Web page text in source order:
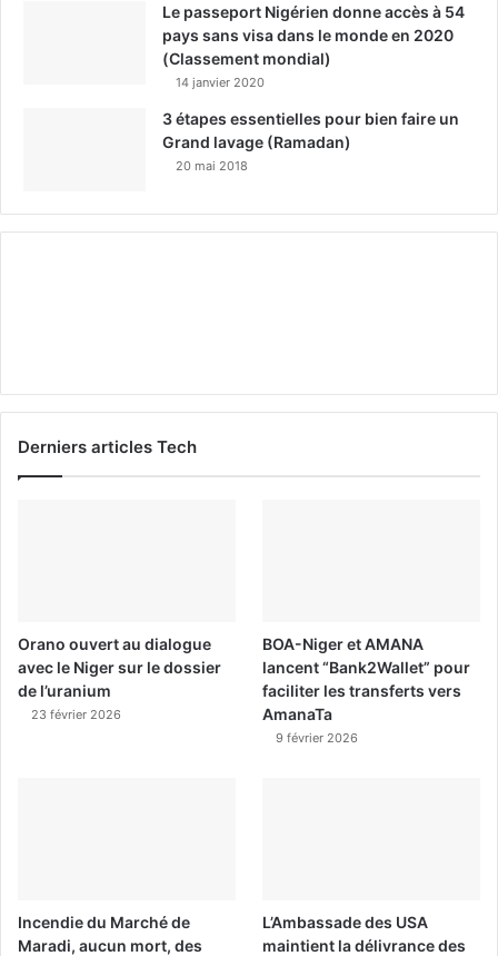
Le passeport Nigérien donne accès à 54
pays sans visa dans le monde en 2020
(Classement mondial)
14 janvier 2020
3 étapes essentielles pour bien faire un
Grand lavage (Ramadan)
20 mai 2018
Derniers articles Tech
Orano ouvert au dialogue
avec le Niger sur le dossier
de l’uranium
23 février 2026
BOA-Niger et AMANA
lancent “Bank2Wallet” pour
faciliter les transferts vers
AmanaTa
9 février 2026
Incendie du Marché de
Maradi, aucun mort, des
L’Ambassade des USA
maintient la délivrance des